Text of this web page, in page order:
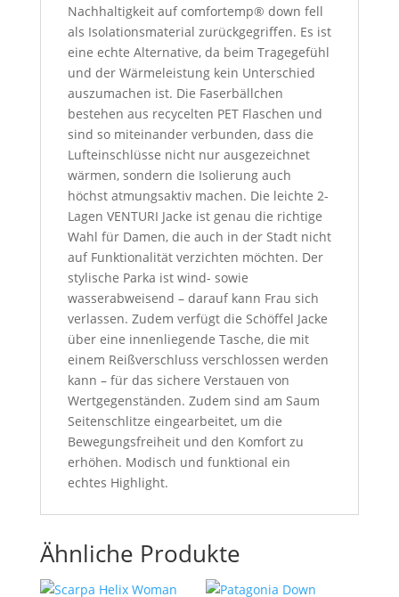
Nachhaltigkeit auf comfortemp® down fell
als Isolationsmaterial zurückgegriffen. Es ist
eine echte Alternative, da beim Tragegefühl
und der Wärmeleistung kein Unterschied
auszumachen ist. Die Faserbällchen
bestehen aus recycelten PET Flaschen und
sind so miteinander verbunden, dass die
Lufteinschlüsse nicht nur ausgezeichnet
wärmen, sondern die Isolierung auch
höchst atmungsaktiv machen. Die leichte 2-
Lagen VENTURI Jacke ist genau die richtige
Wahl für Damen, die auch in der Stadt nicht
auf Funktionalität verzichten möchten. Der
stylische Parka ist wind- sowie
wasserabweisend – darauf kann Frau sich
verlassen. Zudem verfügt die Schöffel Jacke
über eine innenliegende Tasche, die mit
einem Reißverschluss verschlossen werden
kann – für das sichere Verstauen von
Wertgegenständen. Zudem sind am Saum
Seitenschlitze eingearbeitet, um die
Bewegungsfreiheit und den Komfort zu
erhöhen. Modisch und funktional ein
echtes Highlight.
Ähnliche Produkte